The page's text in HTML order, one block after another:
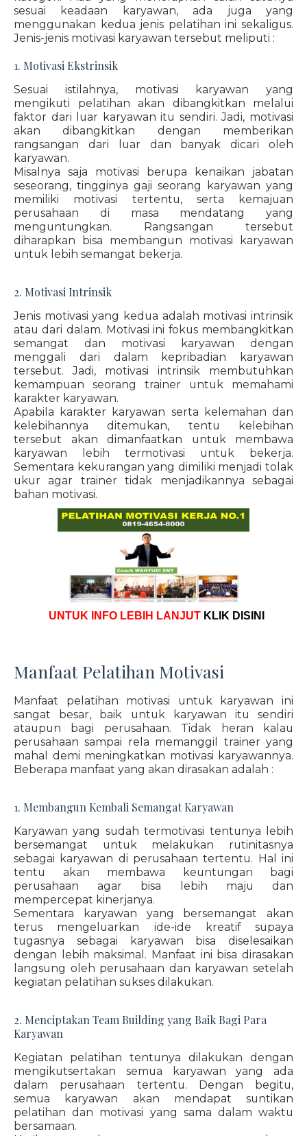
sesuai keadaan karyawan, ada juga yang
menggunakan kedua jenis pelatihan ini sekaligus.
Jenis-jenis motivasi karyawan tersebut meliputi :
1. Motivasi Ekstrinsik
Sesuai istilahnya, motivasi karyawan yang
mengikuti pelatihan akan dibangkitkan melalui
faktor dari luar karyawan itu sendiri. Jadi, motivasi
akan dibangkitkan dengan memberikan
rangsangan dari luar dan banyak dicari oleh
karyawan.
Misalnya saja motivasi berupa kenaikan jabatan
seseorang, tingginya gaji seorang karyawan yang
memiliki motivasi tertentu, serta kemajuan
perusahaan di masa mendatang yang
menguntungkan. Rangsangan tersebut
diharapkan bisa membangun motivasi karyawan
untuk lebih semangat bekerja.
2. Motivasi Intrinsik
Jenis motivasi yang kedua adalah motivasi intrinsik
atau dari dalam. Motivasi ini fokus membangkitkan
semangat dan motivasi karyawan dengan
menggali dari dalam kepribadian karyawan
tersebut. Jadi, motivasi intrinsik membutuhkan
kemampuan seorang trainer untuk memahami
karakter karyawan.
Apabila karakter karyawan serta kelemahan dan
kelebihannya ditemukan, tentu kelebihan
tersebut akan dimanfaatkan untuk membawa
karyawan lebih termotivasi untuk bekerja.
Sementara kekurangan yang dimiliki menjadi tolak
ukur agar trainer tidak menjadikannya sebagai
bahan motivasi.
UNTUK INFO LEBIH LANJUT KLIK DISINI
Manfaat Pelatihan Motivasi
Manfaat pelatihan motivasi untuk karyawan ini
sangat besar, baik untuk karyawan itu sendiri
ataupun bagi perusahaan. Tidak heran kalau
perusahaan sampai rela memanggil trainer yang
mahal demi meningkatkan motivasi karyawannya.
Beberapa manfaat yang akan dirasakan adalah :
1. Membangun Kembali Semangat Karyawan
Karyawan yang sudah termotivasi tentunya lebih
bersemangat untuk melakukan rutinitasnya
sebagai karyawan di perusahaan tertentu. Hal ini
tentu akan membawa keuntungan bagi
perusahaan agar bisa lebih maju dan
mempercepat kinerjanya.
Sementara karyawan yang bersemangat akan
terus mengeluarkan ide-ide kreatif supaya
tugasnya sebagai karyawan bisa diselesaikan
dengan lebih maksimal. Manfaat ini bisa dirasakan
langsung oleh perusahaan dan karyawan setelah
kegiatan pelatihan sukses dilakukan.
2. Menciptakan Team Building yang Baik Bagi Para
Karyawan
Kegiatan pelatihan tentunya dilakukan dengan
mengikutsertakan semua karyawan yang ada
dalam perusahaan tertentu. Dengan begitu,
semua karyawan akan mendapat suntikan
pelatihan dan motivasi yang sama dalam waktu
bersamaan.